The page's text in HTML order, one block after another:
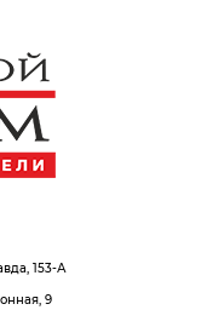
153-А
9